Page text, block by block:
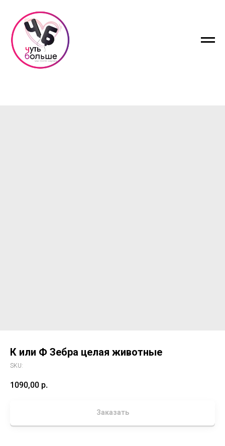
К или Ф Зебра целая животные
SKU:
1090,00 р.
Заказать